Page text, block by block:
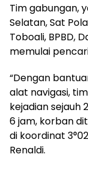
Tim gabungan,
Selatan, Sat
Toboali, BPBD,
memulai
“Dengan
alat navigasi,
kejadian sejauh
6 jam, korban
di koordinat
Renaldi.